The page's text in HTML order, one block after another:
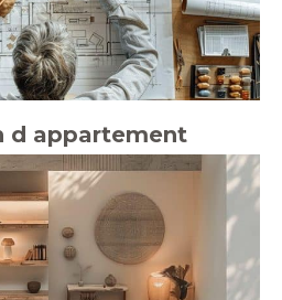
d appartement